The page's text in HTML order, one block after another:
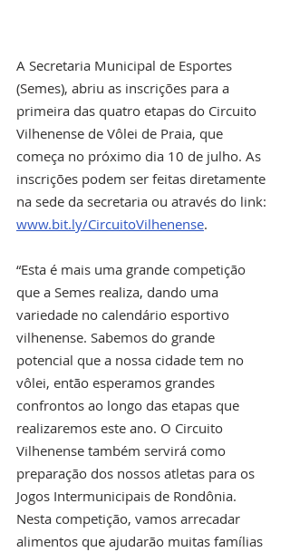
A Secretaria Municipal de Esportes
(Semes), abriu as inscrições para a
primeira das quatro etapas do Circuito
Vilhenense de Vôlei de Praia, que
começa no próximo dia 10 de julho. As
inscrições podem ser feitas diretamente
na sede da secretaria ou através do link:
www.bit.ly/CircuitoVilhenense.
“Esta é mais uma grande competição
que a Semes realiza, dando uma
variedade no calendário esportivo
vilhenense. Sabemos do grande
potencial que a nossa cidade tem no
vôlei, então esperamos grandes
confrontos ao longo das etapas que
realizaremos este ano. O Circuito
Vilhenense também servirá como
preparação dos nossos atletas para os
Jogos Intermunicipais de Rondônia.
Nesta competição, vamos arrecadar
alimentos que ajudarão muitas famílias